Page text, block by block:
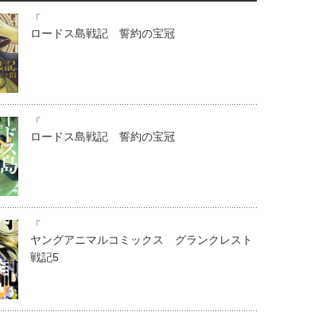
「
ロードス島戦記 誓約の宝冠
「
ロードス島戦記 誓約の宝冠
「
ヤングアニマルコミックス グランクレスト
戦記5